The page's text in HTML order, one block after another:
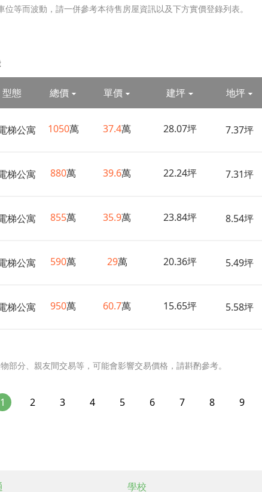
等而波動，請一併參考本待售房屋資訊以及下方實價登錄列表。
型態 總價 單價 建坪 地坪
梯公寓 1050萬 37.4萬 28.07坪 7.37坪
梯公寓 880萬 39.6萬 22.24坪 7.31坪
梯公寓 855萬 35.9萬 23.84坪 8.54坪
梯公寓 590萬 29萬 20.36坪 5.49坪
梯公寓 950萬 60.7萬 15.65坪 5.58坪
分、親友間交易等，可能會影響交易價格，請斟酌參考。
1 2 3 4 5 6 7 8 9
學校